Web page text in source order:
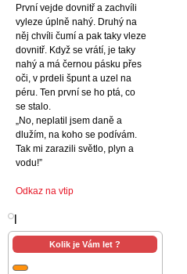
První vejde dovnitř a zachvíli
vyleze úplně nahý. Druhý na
něj chvíli čumí a pak taky vleze
dovnitř. Když se vrátí, je taky
nahý a má černou pásku přes
oči, v prdeli špunt a uzel na
péru. Ten první se ho ptá, co
se stalo.
„No, neplatil jsem daně a
dlužím, na koho se podívám.
Tak mi zarazili světlo, plyn a
vodu!”
Odkaz na vtip
Kolik je Vám let ?